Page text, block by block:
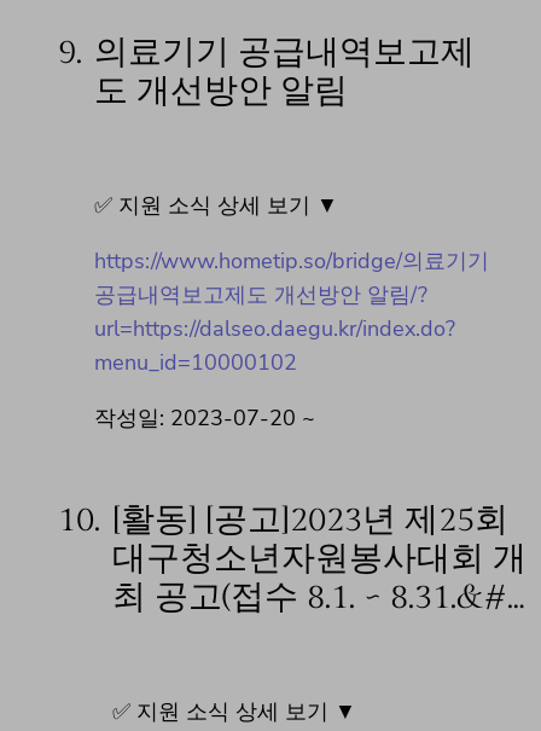
9. 의료기기 공급내역보고제
도 개선방안 알림
✅ 지원 소식 상세 보기 ▼
https://www.hometip.so/bridge/의료기기
공급내역보고제도 개선방안 알림/?
url=https://dalseo.daegu.kr/index.do?
menu_id=10000102
작성일: 2023-07-20 ~
10. [활동] [공고]2023년 제25회
대구청소년자원봉사대회 개
최 공고(접수 8.1. ~ 8.31.&#…
✅ 지원 소식 상세 보기 ▼